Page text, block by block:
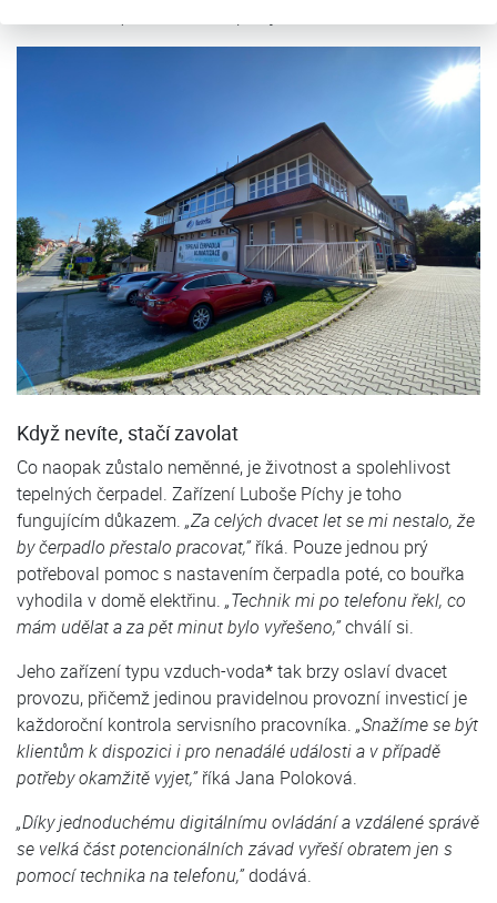
Když nevíte, stačí zavolat
Co naopak zůstalo neměnné, je životnost a spolehlivost
tepelných čerpadel. Zařízení Luboše Píchy je toho
fungujícím důkazem. „Za celých dvacet let se mi nestalo, že
by čerpadlo přestalo pracovat,”říká. Pouze jednou prý
potřeboval pomoc s nastavením čerpadla poté, co bouřka
vyhodila v domě elektřinu. „Technik mi po telefonu řekl, co
mám udělat a za pět minut bylo vyřešeno,”chválí si.
Jeho zařízení typu vzduch-voda*tak brzy oslaví dvacet
provozu, přičemž jedinou pravidelnou provozní investicí je
každoroční kontrola servisního pracovníka. „Snažíme se být
klientům k dispozici i pro nenadálé události a v případě
potřeby okamžitě vyjet,”říká Jana Poloková.
„Díky jednoduchému digitálnímu ovládání a vzdálené správě
se velká část potencionálních závad vyřeší obratem jen s
pomocí technika na telefonu,”dodává.